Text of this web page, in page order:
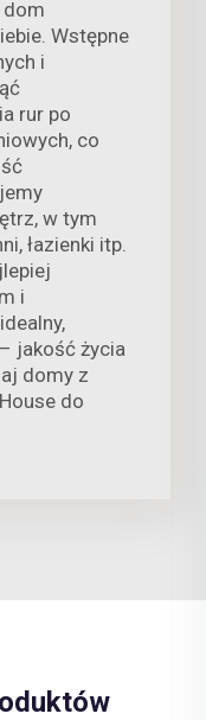
Wstępne
i
rur po
co
w tym
łazienki itp.
i
jakość życia
domy z
do